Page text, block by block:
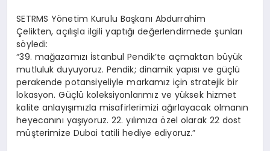
SETRMS Yönetim Kurulu Başkanı Abdurrahim
Çelikten, açılışla ilgili yaptığı değerlendirmede şunları
söyledi:
“39. mağazamızı İstanbul Pendik’te açmaktan büyük
mutluluk duyuyoruz. Pendik; dinamik yapısı ve güçlü
perakende potansiyeliyle markamız için stratejik bir
lokasyon. Güçlü koleksiyonlarımız ve yüksek hizmet
kalite anlayışımızla misafirlerimizi ağırlayacak olmanın
heyecanını yaşıyoruz. 22. yılımıza özel olarak 22 dost
müşterimize Dubai tatili hediye ediyoruz.”